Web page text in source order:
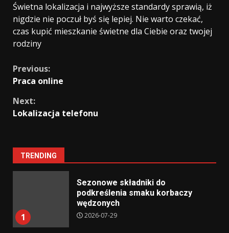
Świetna lokalizacja i najwyższe standardy sprawią, iż
nigdzie nie poczuł byś się lepiej. Nie warto czekać,
czas kupić mieszkanie świetne dla Ciebie oraz twojej
rodziny
Continue
Previous:
Praca online
Next:
Lokalizacja telefonu
TRENDING
1
Sezonowe składniki do
podkreślenia smaku korbaczy
wędzonych
2026-07-29